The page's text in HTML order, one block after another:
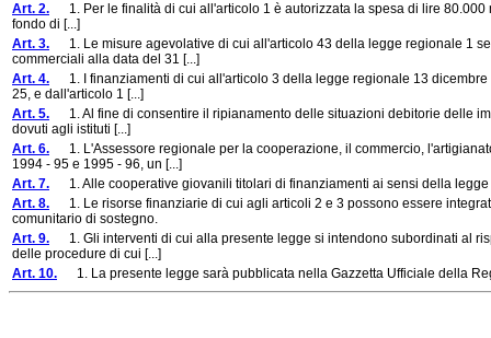
Art. 2. 1. Per le finalità di cui all'articolo 1 è autorizzata la spesa di lire
fondo di [...]
Art. 3. 1. Le misure agevolative di cui all'articolo 43 della legge regionale 1
commerciali alla data del 31 [...]
Art. 4. 1. I finanziamenti di cui all'articolo 3 della legge regionale 13
25, e dall'articolo 1 [...]
Art. 5. 1. Al fine di consentire il ripianamento delle situazioni debitorie delle
dovuti agli istituti [...]
Art. 6. 1. L'Assessore regionale per la cooperazione, il commercio,
1994 - 95 e 1995 - 96, un [...]
Art. 7. 1. Alle cooperative giovanili titolari di finanziamenti ai sensi della
Art. 8. 1. Le risorse finanziarie di cui agli articoli 2 e 3 possono essere
comunitario di sostegno.
Art. 9. 1. Gli interventi di cui alla presente legge si intendono subordinati al
delle procedure di cui [...]
Art. 10. 1. La presente legge sarà pubblicata nella Gazzetta Ufficiale della